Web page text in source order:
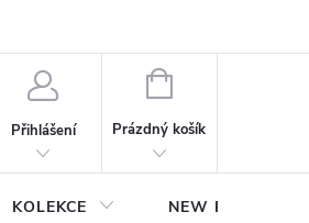
Přihlášení
NÁKUPNÍ
Prázdný košík
KOLEKCE NEW Plakáty s